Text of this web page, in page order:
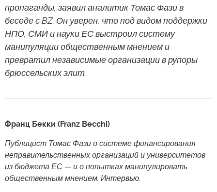
пропаганды, заявил аналитик Томас Фази в
беседе с BZ. Он уверен, что под видом поддержки
НПО, СМИ и науки ЕС выстроил систему
манипуляции общественным мнением и
превратил независимые организации в рупоры
брюссельских элит.
Франц Бекки (Franz Becchi)
Публицист Томас Фази о системе финансирования
неправительственных организаций и университетов
из бюджета ЕС — и о попытках манипулировать
общественным мнением. Интервью.